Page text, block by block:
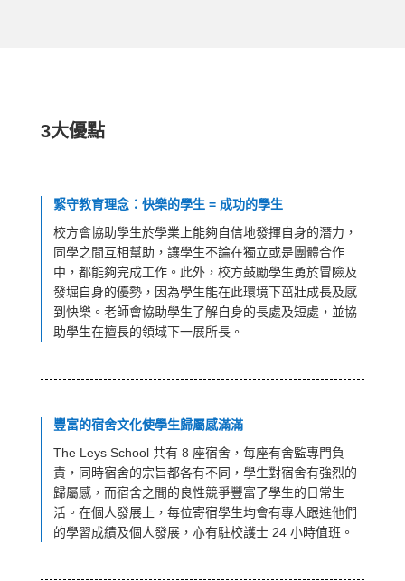
3大優點
緊守教育理念：快樂的學生 = 成功的學生
校方會協助學生於學業上能夠自信地發揮自身的潛力，
同學之間互相幫助，讓學生不論在獨立或是團體合作
中，都能夠完成工作。此外，校方鼓勵學生勇於冒險及
發堀自身的優勢，因為學生能在此環境下茁壯成長及感
到快樂。老師會協助學生了解自身的長處及短處，並協
助學生在擅長的領域下一展所長。
豐富的宿舍文化使學生歸屬感滿滿
The Leys School 共有 8 座宿舍，每座有舍監專門負
責，同時宿舍的宗旨都各有不同，學生對宿舍有強烈的
歸屬感，而宿舍之間的良性競爭豐富了學生的日常生
活。在個人發展上，每位寄宿學生均會有專人跟進他們
的學習成績及個人發展，亦有駐校護士 24 小時值班。